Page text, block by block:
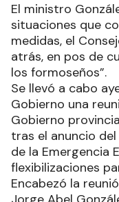
El ministro
situaciones que
medidas, el
atrás, en pos de
los formoseños”.
Se llevó a cabo
Gobierno una
Gobierno
tras el anuncio
de la Emergencia
flexibilizaciones
Encabezó la